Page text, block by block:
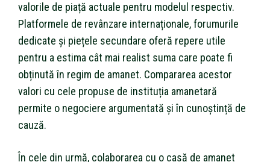
valorile de piață actuale pentru modelul respectiv.
Platformele de revânzare internaționale, forumurile
dedicate și piețele secundare oferă repere utile
pentru a estima cât mai realist suma care poate fi
obținută în regim de amanet. Compararea acestor
valori cu cele propuse de instituția amanetară
permite o negociere argumentată și în cunoștință de
cauză.
În cele din urmă, colaborarea cu o casă de amanet